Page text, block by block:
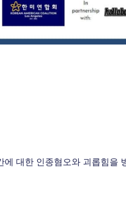
에 대한 인종혐오와 괴롭힘을